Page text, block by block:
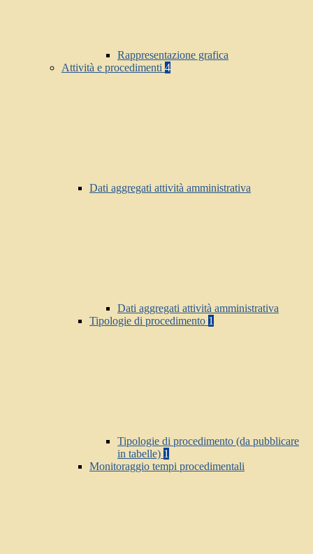
Rappresentazione grafica
Attività e procedimenti 4
Dati aggregati attività amministrativa
Dati aggregati attività amministrativa
Tipologie di procedimento 1
Tipologie di procedimento (da pubblicare
in tabelle) 1
Monitoraggio tempi procedimentali